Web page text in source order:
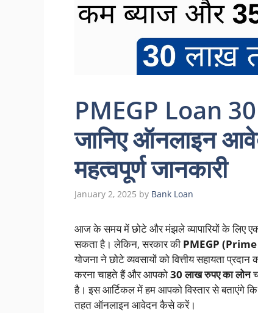
PMEGP Loan
जानिए ऑनलाइन
महत्वपूर्ण जानकारी
January 2, 2025 by Bank Loan
आज के समय में छोटे और मंझले व्यापारियों के लिए एक
सकता है। लेकिन, सरकार की PMEGP
योजना ने छोटे व्यवसायों को वित्तीय सहायता
करना चाहते हैं और आपको30 लाख रुपए का लोन
है। इस आर्टिकल में हम आपको विस्तार से बताएंगे कि
तहत ऑनलाइन आवेदन कैसे करें।